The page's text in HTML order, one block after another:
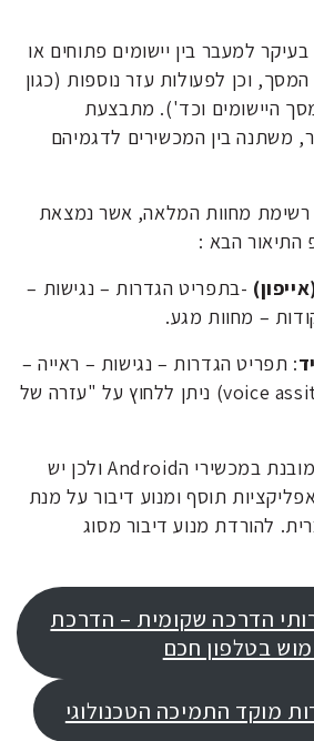
למעבר בין יישומים פתוחים או
וכן לפעולות עזר נוספות (כגון
היישומים וכד'). מתבצעת
משתנה בין המכשירים לדגמיהם
רשימת מחוות המלאה, אשר נמצאת
התיאור הבא :
-בתפריט הגדרות – נגישות –
: תפריט הגדרות – נגישות – ראייה –
**(לאחר הפעלת voice assitant) ניתן ללחוץ על "עזרה של
** השפה העברית לא מובנת במכשירי הAndroid ולכן יש
תוסף ומנוע דיבור על מנת
להורדת מנוע דיבור מסוג
הדרכה שקומית – הדרכת
בטלפון חכם
מוקד התמיכה הטכנולוגי